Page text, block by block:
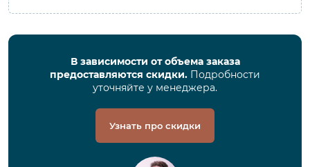
В зависимости от объема заказа
предоставляются скидки. Подробности
уточняйте у менеджера.
Узнать про скидки